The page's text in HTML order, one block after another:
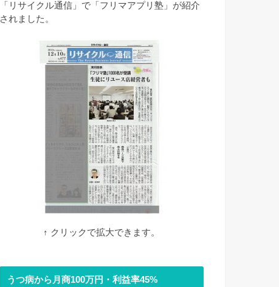
「リサイクル通信」で「フリマアプリ塾」が紹介
されました。
↑ クリックで拡大できます。
うつ病から月商100万円・利益率45%